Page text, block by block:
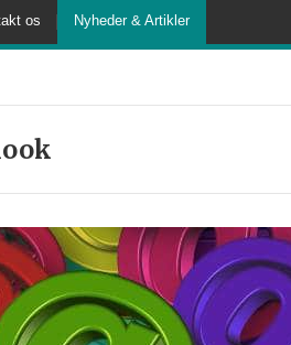
os Nyheder & Artikler